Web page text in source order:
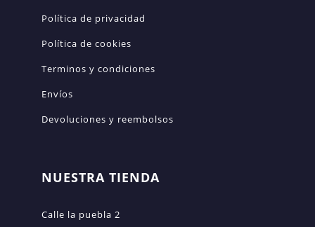
Política de privacidad
Política de cookies
Terminos y condiciones
Envíos
Devoluciones y reembolsos
NUESTRA TIENDA
Calle la puebla 2